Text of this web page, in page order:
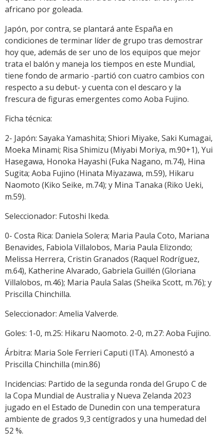
africano por goleada.
Japón, por contra, se plantará ante España en
condiciones de terminar líder de grupo tras demostrar
hoy que, además de ser uno de los equipos que mejor
trata el balón y maneja los tiempos en este Mundial,
tiene fondo de armario -partió con cuatro cambios con
respecto a su debut- y cuenta con el descaro y la
frescura de figuras emergentes como Aoba Fujino.
Ficha técnica:
2- Japón: Sayaka Yamashita; Shiori Miyake, Saki Kumagai,
Moeka Minami; Risa Shimizu (Miyabi Moriya, m.90+1), Yui
Hasegawa, Honoka Hayashi (Fuka Nagano, m.74), Hina
Sugita; Aoba Fujino (Hinata Miyazawa, m.59), Hikaru
Naomoto (Kiko Seike, m.74); y Mina Tanaka (Riko Ueki,
m.59).
Seleccionador: Futoshi Ikeda.
0- Costa Rica: Daniela Solera; Maria Paula Coto, Mariana
Benavides, Fabiola Villalobos, Maria Paula Elizondo;
Melissa Herrera, Cristin Granados (Raquel Rodríguez,
m.64), Katherine Alvarado, Gabriela Guillén (Gloriana
Villalobos, m.46); Maria Paula Salas (Sheika Scott, m.76); y
Priscilla Chinchilla.
Seleccionador: Amelia Valverde.
Goles: 1-0, m.25: Hikaru Naomoto. 2-0, m.27: Aoba Fujino.
Árbitra: Maria Sole Ferrieri Caputi (ITA). Amonestó a
Priscilla Chinchilla (min.86)
Incidencias: Partido de la segunda ronda del Grupo C de
la Copa Mundial de Australia y Nueva Zelanda 2023
jugado en el Estado de Dunedin con una temperatura
ambiente de grados 9,3 centígrados y una humedad del
52 %.